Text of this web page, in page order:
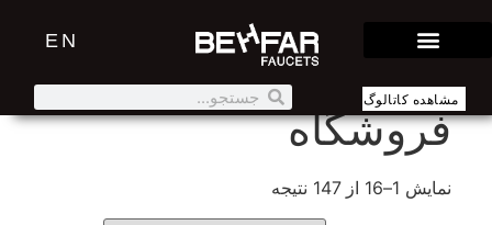
EN
مشاهده کاتالوگ
فروشگاه
نمایش 1–16 از 147 نتیجه